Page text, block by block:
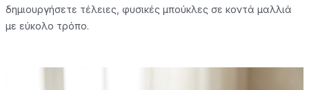
δημιουργήσετε τέλειες, φυσικές μπούκλες σε κοντά μαλλιά
με εύκολο τρόπο.